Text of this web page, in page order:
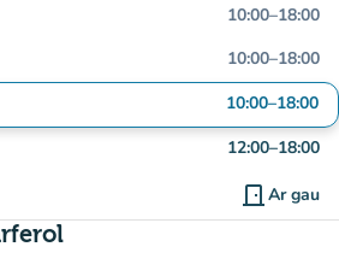
10:00–18:00
10:00–18:00
10:00–18:00
12:00–18:00
door_front Ar gau